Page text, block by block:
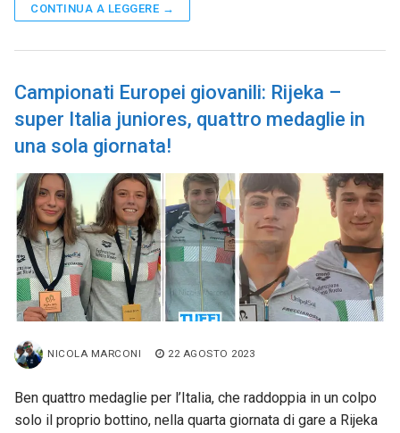
CONTINUA A LEGGERE →
Campionati Europei giovanili: Rijeka –
super Italia juniores, quattro medaglie in
una sola giornata!
NICOLA MARCONI 22 AGOSTO 2023
Ben quattro medaglie per l’Italia, che raddoppia in un colpo
solo il proprio bottino, nella quarta giornata di gare a Rijeka